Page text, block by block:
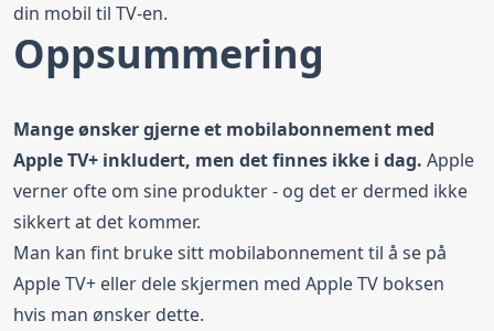
din mobil til TV-en.
Oppsummering
Mange ønsker gjerne et mobilabonnement med
Apple TV+ inkludert, men det finnes ikke i dag. Apple
verner ofte om sine produkter - og det er dermed ikke
sikkert at det kommer.
Man kan fint bruke sitt mobilabonnement til å se på
Apple TV+ eller dele skjermen med Apple TV boksen
hvis man ønsker dette.